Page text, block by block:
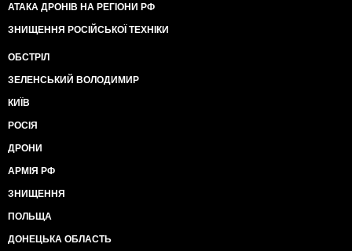
АТАКА ДРОНІВ НА РЕГІОНИ РФ
ЗНИЩЕННЯ РОСІЙСЬКОЇ ТЕХНІКИ
ОБСТРІЛ
ЗЕЛЕНСЬКИЙ ВОЛОДИМИР
КИЇВ
РОСІЯ
ДРОНИ
АРМІЯ РФ
ЗНИЩЕННЯ
ПОЛЬЩА
ДОНЕЦЬКА ОБЛАСТЬ